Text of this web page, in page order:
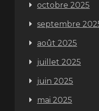
octobre 2025
septembre
août 2025
juillet 2025
juin 2025
mai 2025